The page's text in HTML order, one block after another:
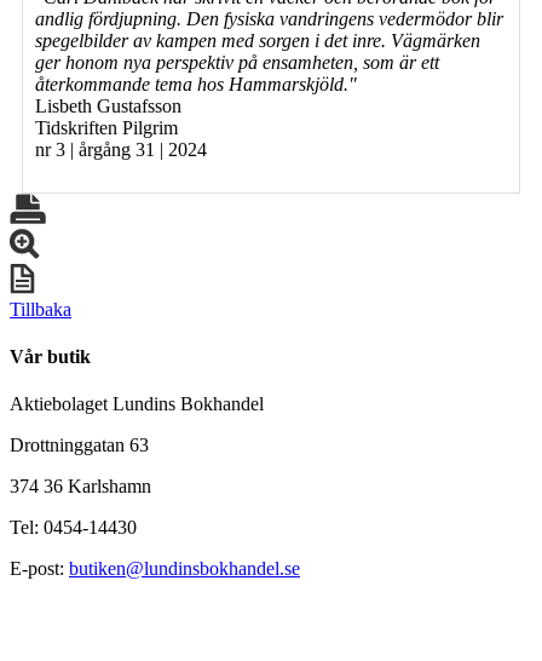
andlig fördjupning. Den fysiska vandringens vedermödor blir
spegelbilder av kampen med sorgen i det inre. Vägmärken
ger honom nya perspektiv på ensamheten, som är ett
återkommande tema hos Hammarskjöld."
Lisbeth Gustafsson
Tidskriften Pilgrim
nr 3 | årgång 31 | 2024
Tillbaka
Vår butik
Aktiebolaget Lundins Bokhandel
Drottninggatan 63
374 36 Karlshamn
Tel: 0454-14430
E-post: butiken@lundinsbokhandel.se